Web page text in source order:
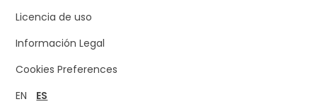
Licencia de uso
Información Legal
Cookies Preferences
EN
ES